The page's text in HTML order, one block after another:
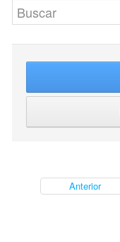
Anterior